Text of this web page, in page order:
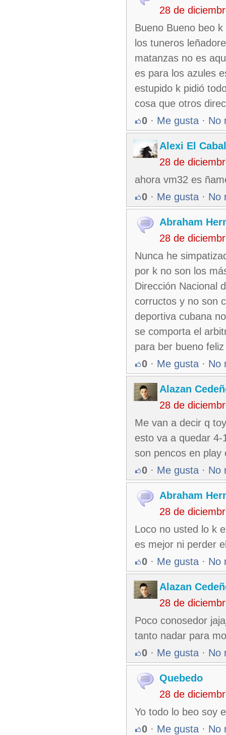
28 de
Bueno Bueno beo
los tuneros
matanzas no es
es para los azules
estupido k pidió
cosa que otros
0 · Me gusta · No
Alexi El
28 de
ahora vm32 es
0 · Me gusta · No
Abraham
28 de
Nunca he
por k no son los
Dirección Nacional
corructos y no son
deportiva cubana
se comporta el
para ber bueno
0 · Me gusta · No
Alazan
28 de
Me van a decir q
esto va a quedar
son pencos en play
0 · Me gusta · No
Abraham
28 de
Loco no usted lo k
es mejor ni perder
0 · Me gusta · No
Alazan
28 de
Poco conosedor
tanto nadar para
0 · Me gusta · No
Quebedo
28 de
Yo todo lo beo soy
0 · Me gusta · No